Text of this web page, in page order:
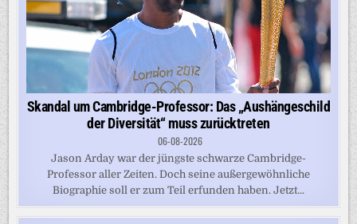
Skandal um Cambridge-Professor: Das „Aushängeschild
der Diversität“ muss zurücktreten
06-08-2026
Jason Arday war der jüngste schwarze Cambridge-
Professor aller Zeiten. Doch seine außergewöhnliche
Biographie soll er zum Teil erfunden haben. Jetzt...